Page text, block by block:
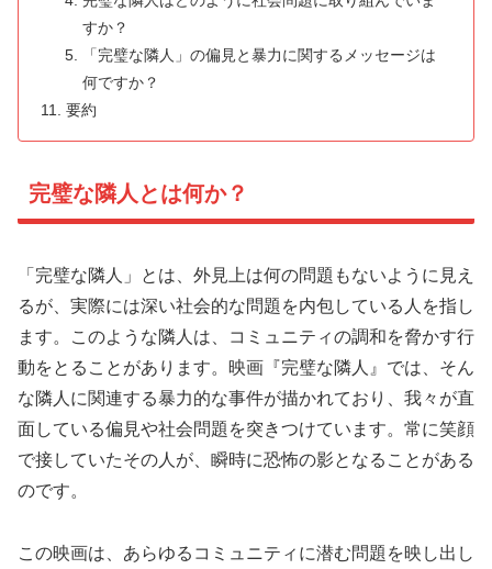
すか？
「完璧な隣人」の偏見と暴力に関するメッセージは
何ですか？
要約
完璧な隣人とは何か？
「完璧な隣人」とは、外見上は何の問題もないように見え
るが、実際には深い社会的な問題を内包している人を指し
ます。このような隣人は、コミュニティの調和を脅かす行
動をとることがあります。映画『完璧な隣人』では、そん
な隣人に関連する暴力的な事件が描かれており、我々が直
面している偏見や社会問題を突きつけています。常に笑顔
で接していたその人が、瞬時に恐怖の影となることがある
のです。
この映画は、あらゆるコミュニティに潜む問題を映し出し